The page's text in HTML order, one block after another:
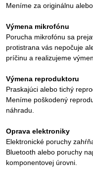
Meníme za originálnu
Výmena mikrofónu
Porucha mikrofónu sa
protistrana vás nepočuje
príčinu a realizujeme
Výmena reproduktoru
Praskajúci alebo tichý
Meníme poškodený
náhradu.
Oprava elektroniky
Elektronické poruchy
Bluetooth alebo poruchy
komponentovej úrovni.